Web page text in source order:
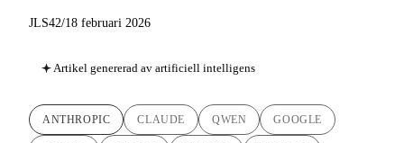
JLS42/18 februari 2026
Artikel genererad av artificiell intelligens
ANTHROPIC CLAUDE QWEN GOOGLE